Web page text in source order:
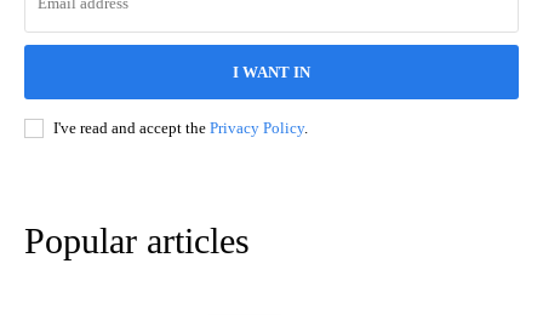
I WANT IN
I've read and accept the Privacy Policy.
Popular articles